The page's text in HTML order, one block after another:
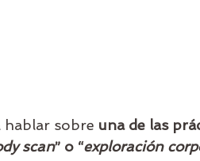
hablar sobre una de las
scan” o “exploración